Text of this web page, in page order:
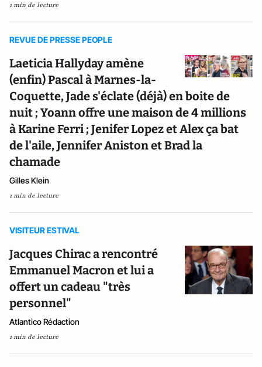
1 min de lecture
REVUE DE PRESSE PEOPLE
Laeticia Hallyday amène
(enfin) Pascal à Marnes-la-
Coquette, Jade s'éclate (déjà) en boite de
nuit ; Yoann offre une maison de 4 millions
à Karine Ferri ; Jenifer Lopez et Alex ça bat
de l'aile, Jennifer Aniston et Brad la
chamade
Gilles Klein
1 min de lecture
VISITEUR ESTIVAL
Jacques Chirac a rencontré
Emmanuel Macron et lui a
offert un cadeau "très
personnel"
Atlantico Rédaction
1 min de lecture